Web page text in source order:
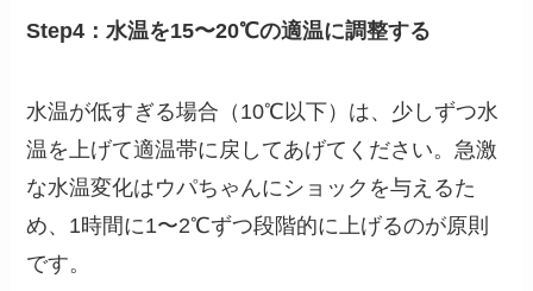
Step4：水温を15〜20℃の適温に調整する
水温が低すぎる場合（10℃以下）は、少しずつ水
温を上げて適温帯に戻してあげてください。急激
な水温変化はウパちゃんにショックを与えるた
め、1時間に1〜2℃ずつ段階的に上げるのが原則
です。